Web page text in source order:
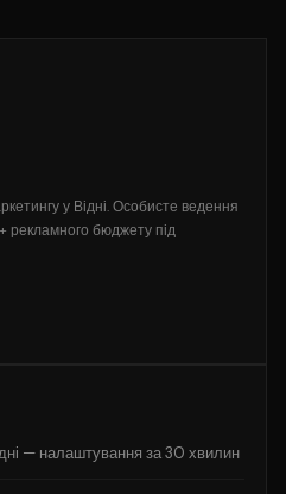
у Відні. Особисте ведення
рекламного бюджету під
— налаштування за 30 хвилин